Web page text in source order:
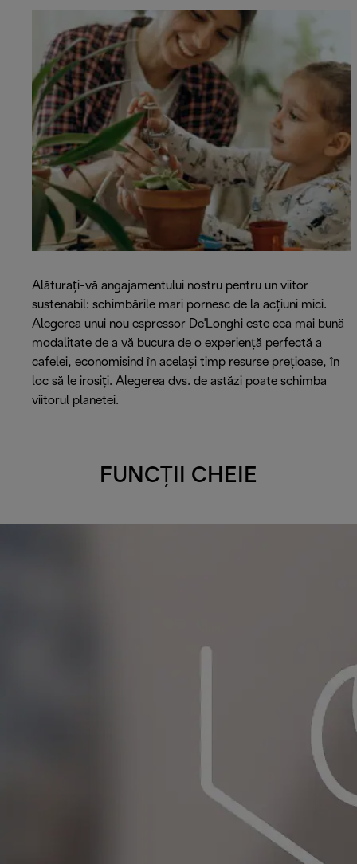
Alăturați-vă angajamentului nostru pentru un viitor
sustenabil: schimbările mari pornesc de la acțiuni mici.
Alegerea unui nou espressor De'Longhi este cea mai bună
modalitate de a vă bucura de o experiență perfectă a
cafelei, economisind în același timp resurse prețioase, în
loc să le irosiți. Alegerea dvs. de astăzi poate schimba
viitorul planetei.
FUNCȚII CHEIE